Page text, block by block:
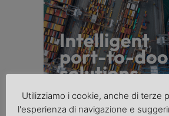
Utilizziamo i cookie, anche di terze
l'esperienza di navigazione e